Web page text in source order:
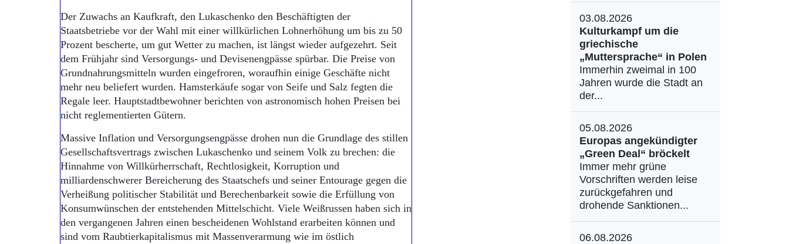
Der Zuwachs an Kaufkraft, den Lukaschenko den Beschäftigten der
Staatsbetriebe vor der Wahl mit einer willkürlichen Lohnerhöhung um bis zu 50
Prozent bescherte, um gut Wetter zu machen, ist längst wieder aufgezehrt. Seit
dem Frühjahr sind Versorgungs- und Devisenengpässe spürbar. Die Preise von
Grundnahrungsmitteln wurden eingefroren, woraufhin einige Geschäfte nicht
mehr neu beliefert wurden. Hamsterkäufe sogar von Seife und Salz fegten die
Regale leer. Hauptstadtbewohner berichten von astronomisch hohen Preisen bei
nicht reglementierten Gütern.
Massive Inflation und Versorgungsengpässe drohen nun die Grundlage des stillen
Gesellschaftsvertrags zwischen Lukaschenko und seinem Volk zu brechen: die
Hinnahme von Willkürherrschaft, Rechtlosigkeit, Korruption und
milliardenschwerer Bereicherung des Staatschefs und seiner Entourage gegen die
Verheißung politischer Stabilität und Berechenbarkeit sowie die Erfüllung von
Konsumwünschen der entstehenden Mittelschicht. Viele Weißrussen haben sich in
den vergangenen Jahren einen bescheidenen Wohlstand erarbeiten können und
sind vom Raubtierkapitalismus mit Massenverarmung wie im östlich
03.08.2026
Kulturkampf um die
griechische
„Muttersprache“ in Polen
Immerhin zweimal in 100
Jahren wurde die Stadt an
der...
05.08.2026
Europas angekündigter
„Green Deal“ bröckelt
Immer mehr grüne
Vorschriften werden leise
zurückgefahren und
drohende Sanktionen...
06.08.2026